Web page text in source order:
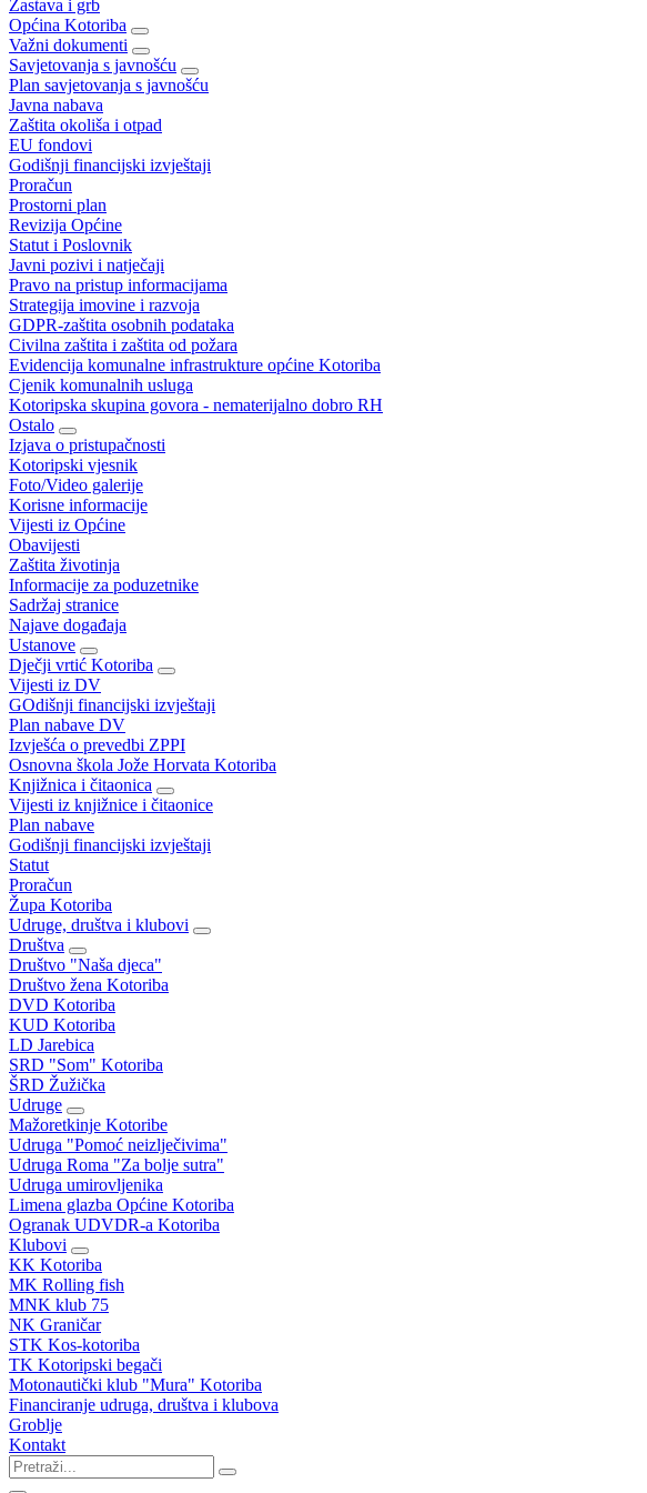
Zastava i grb
Općina Kotoriba
Važni dokumenti
Savjetovanja s javnošću
Plan savjetovanja s javnošću
Javna nabava
Zaštita okoliša i otpad
EU fondovi
Godišnji financijski izvještaji
Proračun
Prostorni plan
Revizija Općine
Statut i Poslovnik
Javni pozivi i natječaji
Pravo na pristup informacijama
Strategija imovine i razvoja
GDPR-zaštita osobnih podataka
Civilna zaštita i zaštita od požara
Evidencija komunalne infrastrukture općine Kotoriba
Cjenik komunalnih usluga
Kotoripska skupina govora - nematerijalno dobro RH
Ostalo
Izjava o pristupačnosti
Kotoripski vjesnik
Foto/Video galerije
Korisne informacije
Vijesti iz Općine
Obavijesti
Zaštita životinja
Informacije za poduzetnike
Sadržaj stranice
Najave događaja
Ustanove
Dječji vrtić Kotoriba
Vijesti iz DV
GOdišnji financijski izvještaji
Plan nabave DV
Izvješća o prevedbi ZPPI
Osnovna škola Jože Horvata Kotoriba
Knjižnica i čitaonica
Vijesti iz knjižnice i čitaonice
Plan nabave
Godišnji financijski izvještaji
Statut
Proračun
Župa Kotoriba
Udruge, društva i klubovi
Društva
Društvo "Naša djeca"
Društvo žena Kotoriba
DVD Kotoriba
KUD Kotoriba
LD Jarebica
SRD "Som" Kotoriba
ŠRD Žužička
Udruge
Mažoretkinje Kotoribe
Udruga "Pomoć neizlječivima"
Udruga Roma "Za bolje sutra"
Udruga umirovljenika
Limena glazba Općine Kotoriba
Ogranak UDVDR-a Kotoriba
Klubovi
KK Kotoriba
MK Rolling fish
MNK klub 75
NK Graničar
STK Kos-kotoriba
TK Kotoripski begači
Motonautički klub "Mura" Kotoriba
Financiranje udruga, društva i klubova
Groblje
Kontakt